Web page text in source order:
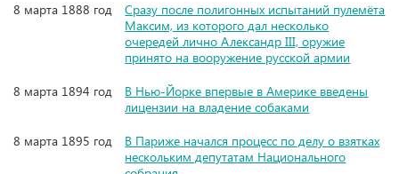
8 марта 1888 год
Сразу после полигонных испытаний пулемёта
Максим, из которого дал несколько
очередей лично Александр III, оружие
принято на вооружение русской армии
8 марта 1894 год
В Нью-Йорке впервые в Америке введены
лицензии на владение собаками
8 марта 1895 год
В Париже начался процесс по делу о взятках
нескольким депутатам Национального